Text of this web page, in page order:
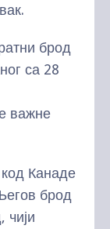
брод
са 28
важне
Канаде
брод
чији